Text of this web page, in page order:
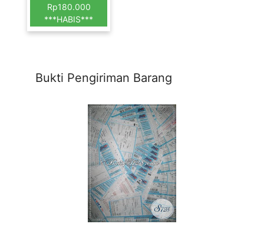
Rp180.000
***HABIS***
Bukti Pengiriman Barang